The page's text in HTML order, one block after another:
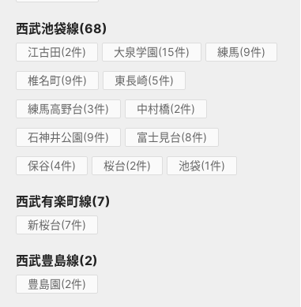
西武池袋線(68)
江古田(2件) 大泉学園(15件) 練馬(9件)
椎名町(9件) 東長崎(5件)
練馬高野台(3件) 中村橋(2件)
石神井公園(9件) 富士見台(8件)
保谷(4件) 桜台(2件) 池袋(1件)
西武有楽町線(7)
新桜台(7件)
西武豊島線(2)
豊島園(2件)